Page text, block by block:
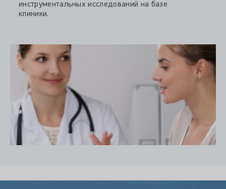
инструментальных исследований на базе
клиники.